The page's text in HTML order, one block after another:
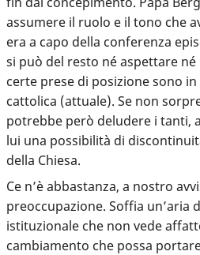
assumere il ruolo e il tono che
era a capo della conferenza
si può del resto né aspettare
certe prese di posizione sono
cattolica (attuale). Se non
potrebbe però deludere i tanti,
lui una possibilità di
della Chiesa.
Ce n’è abbastanza, a nostro
preoccupazione. Soffia un’aria
istituzionale che non vede
cambiamento che possa